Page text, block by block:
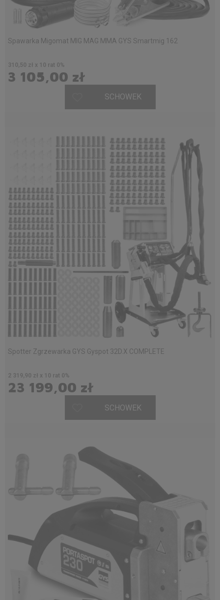
Spawarka Migomat MIG MAG MMA GYS Smartmig 162
3 105,00 zł
310,50 zł x 10 rat 0%
SCHOWEK
Spotter Zgrzewarka GYS Gyspot 32D.X COMPLETE
23 199,00 zł
2 319,90 zł x 10 rat 0%
SCHOWEK